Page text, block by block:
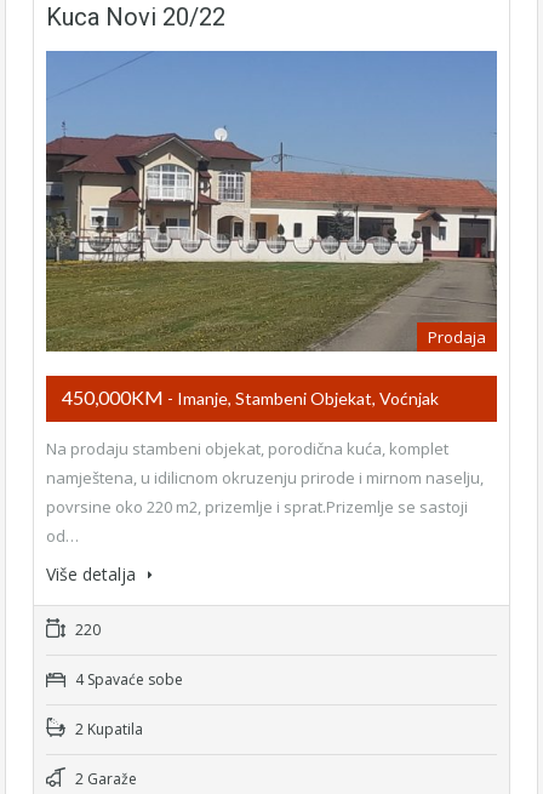
Kuca Novi 20/22
Prodaja
450,000KM - Imanje, Stambeni Objekat, Voćnjak
Na prodaju stambeni objekat, porodična kuća, komplet
namještena, u idilicnom okruzenju prirode i mirnom naselju,
povrsine oko 220 m2, prizemlje i sprat.Prizemlje se sastoji
od…
Više detalja
220
4 Spavaće sobe
2 Kupatila
2 Garaže